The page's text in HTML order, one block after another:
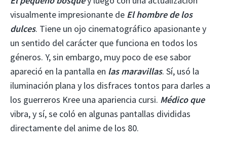
visualmente impresionante de El hombre de los
dulces. Tiene un ojo cinematográfico apasionante y
un sentido del carácter que funciona en todos los
géneros. Y, sin embargo, muy poco de ese sabor
apareció en la pantalla en las maravillas. Sí, usó la
iluminación plana y los disfraces tontos para darles a
los guerreros Kree una apariencia cursi. Médico que
vibra, y sí, se coló en algunas pantallas divididas
directamente del anime de los 80.